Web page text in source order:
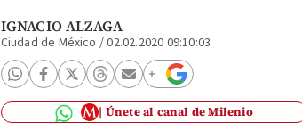
IGNACIO ALZAGA
Ciudad de México /02.02.2020 09:10:03
Únete al canal de Milenio